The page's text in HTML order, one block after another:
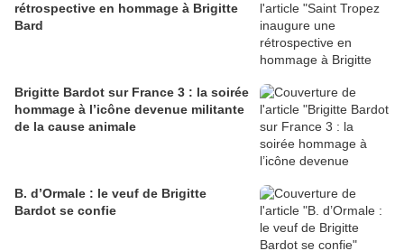
rétrospective en hommage à Brigitte
Bard
Brigitte Bardot sur France 3 : la soirée
hommage à l’icône devenue militante
de la cause animale
B. d’Ormale : le veuf de Brigitte
Bardot se confie